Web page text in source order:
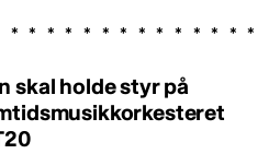
skal holde styr på